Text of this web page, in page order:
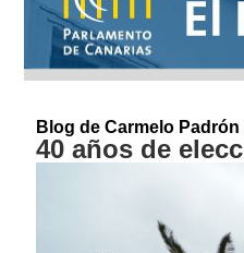
Blog de Carmelo Padrón
40 años de